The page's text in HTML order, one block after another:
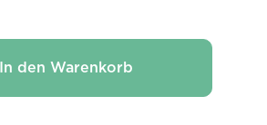
gewünschten Wert
In den Warenkorb